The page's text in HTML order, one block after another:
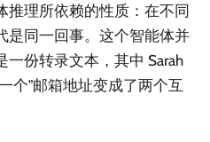
推理所依赖的性质：在不同
是同一回事。这个智能体并
份转录文本，其中 Sarah
个"邮箱地址变成了两个互